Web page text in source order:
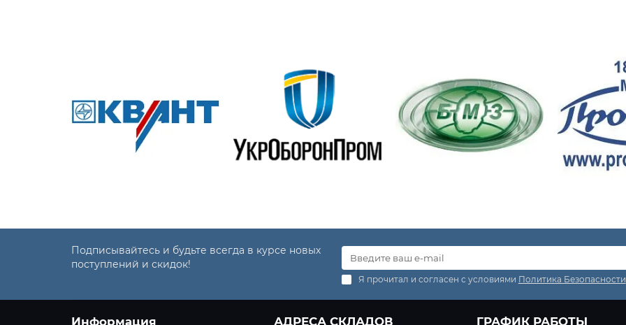
Подписывайтесь и будьте всегда в курсе новых
поступлений и скидок!
Я прочитал и согласен с условиями Политика Безопасности
Информация АДРЕСА СКЛАДОВ ГРАФИК РАБОТЫ